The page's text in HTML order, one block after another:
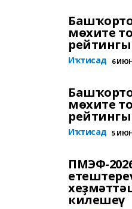
мөхите
Иҡтисад 6
мөхите
Иҡтисад 5
ПМЭФ-
килешеү